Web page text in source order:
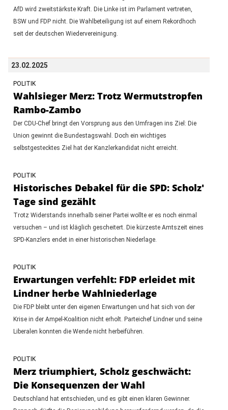
AfD wird zweitstärkste Kraft. Die Linke ist im Parlament vertreten,
BSW und FDP nicht. Die Wahlbeteiligung ist auf einem Rekordhoch
seit der deutschen Wiedervereinigung.
23.02.2025
POLITIK
Wahlsieger Merz: Trotz Wermutstropfen
Rambo-Zambo
Der CDU-Chef bringt den Vorsprung aus den Umfragen ins Ziel: Die
Union gewinnt die Bundestagswahl. Doch ein wichtiges
selbstgestecktes Ziel hat der Kanzlerkandidat nicht erreicht.
POLITIK
Historisches Debakel für die SPD: Scholz'
Tage sind gezählt
Trotz Widerstands innerhalb seiner Partei wollte er es noch einmal
versuchen – und ist kläglich gescheitert. Die kürzeste Amtszeit eines
SPD-Kanzlers endet in einer historischen Niederlage.
POLITIK
Erwartungen verfehlt: FDP erleidet mit
Lindner herbe Wahlniederlage
Die FDP bleibt unter den eigenen Erwartungen und hat sich von der
Krise in der Ampel-Koalition nicht erholt. Parteichef Lindner und seine
Liberalen konnten die Wende nicht herbeiführen.
POLITIK
Merz triumphiert, Scholz geschwächt:
Die Konsequenzen der Wahl
Deutschland hat entschieden, und es gibt einen klaren Gewinner.